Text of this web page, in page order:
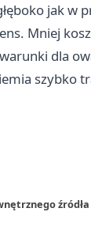
jak w
Mniej
dla
szybko